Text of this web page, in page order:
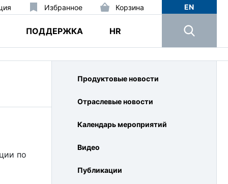
Избранное Корзина
ПОДДЕРЖКА HR
EN
по
Продуктовые новости
Отраслевые новости
Календарь мероприятий
Видео
Публикации